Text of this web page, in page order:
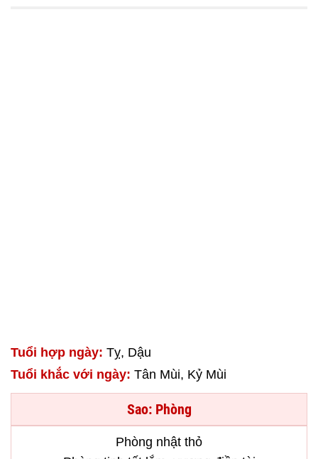
Tuổi hợp ngày: Tỵ, Dậu
Tuổi khắc với ngày: Tân Mùi, Kỷ Mùi
Sao: Phòng
Phòng nhật thỏ